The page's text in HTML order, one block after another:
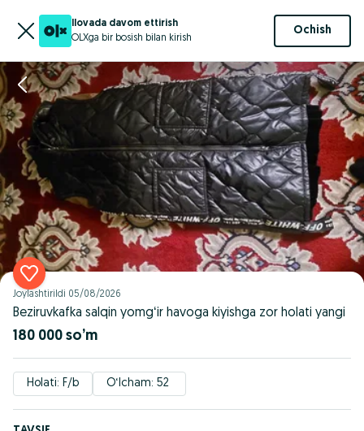
Ilovada davom ettirish
OLXga bir bosish bilan kirish
Ochish
Joylashtirildi 05/08/2026
Beziruvkafka salqin yomgʻir havoga kiyishga zor holati yangi
180 000 so’m
Holati: F/b O‘lcham: 52